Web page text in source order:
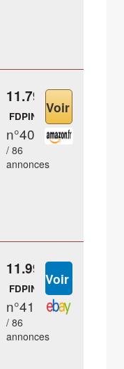
11.79 €
FDPIN
n°40
/ 86
annonces
11.99 €
FDPIN
n°41
/ 86
annonces